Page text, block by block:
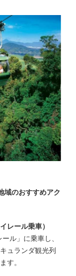
域のおすすめアク
レール乗車）
ル」に乗車し、
ュランダ観光列
す。